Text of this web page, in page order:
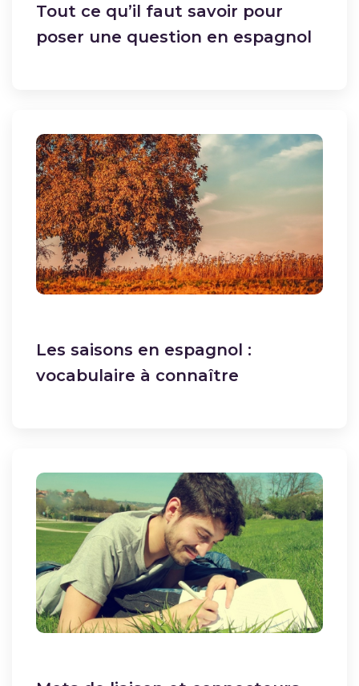
Tout ce qu’il faut savoir pour
poser une question en espagnol
Les saisons en espagnol :
vocabulaire à connaître